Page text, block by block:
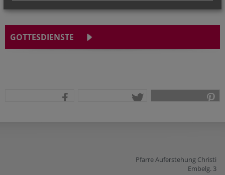
GOTTESDIENSTE
Pfarre Auferstehung Christi
Embelg. 3